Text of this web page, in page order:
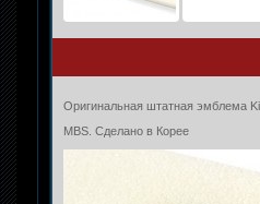
Оригинальная штатная эмблема
MBS. Сделано в Корее